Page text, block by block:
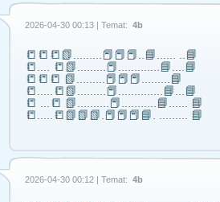
2026-04-30 00:13 | Temat: 4b
📒📒📒📗………📕📕📕..📘…… ..📘
📒…. 📒📗………📕………….📘….📘
📒📒📒 📗………📕📕📕………📘
📒…..📒📗………📕…………..📘…📘
📒 …📒 📗……….📕………..📘…… 📘
📒…..📒📗📗📗.📕📕📕📘. ……… 📘
2026-04-30 00:12 | Temat: 4b